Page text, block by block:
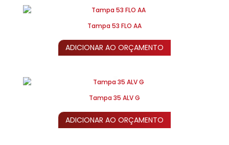
Tampa 53 FLO AA
ADICIONAR AO ORÇAMENTO
Tampa 35 ALV G
ADICIONAR AO ORÇAMENTO